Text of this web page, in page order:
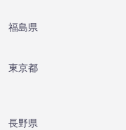
福島県
東京都
長野県